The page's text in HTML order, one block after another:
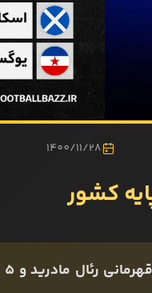
1400/11/28
کشور